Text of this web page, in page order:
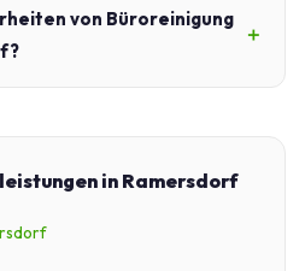
von Büroreinigung
in Ramersdorf